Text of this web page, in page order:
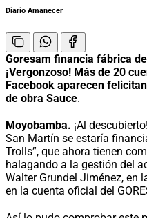
Diario Amanecer
Goresam financia fábrica
¡Vergonzoso! Más de 20
Facebook aparecen
de obra Sauce.
Moyobamba. ¡Al
San Martín se estaría
Trolls”, que ahora tienen
halagando a la gestión del
Walter Grundel Jiménez, en
en la cuenta oficial del